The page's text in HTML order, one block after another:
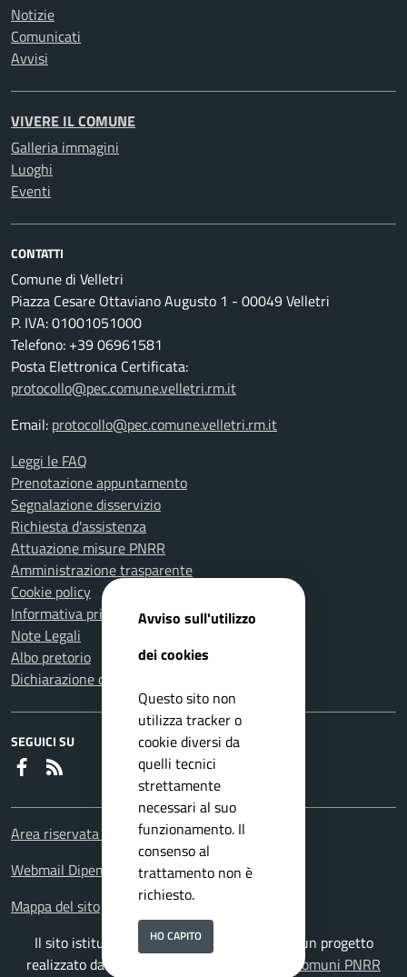
Notizie
Comunicati
Avvisi
VIVERE IL COMUNE
Galleria immagini
Luoghi
Eventi
CONTATTI
Comune di Velletri
Piazza Cesare Ottaviano Augusto 1 - 00049 Velletri
P. IVA: 01001051000
Telefono: +39 06961581
Posta Elettronica Certificata:
protocollo@pec.comune.velletri.rm.it
Email: protocollo@pec.comune.velletri.rm.it
Leggi le FAQ
Prenotazione appuntamento
Segnalazione disservizio
Richiesta d'assistenza
Attuazione misure PNRR
Amministrazione trasparente
Cookie policy
Informativa privacy
Note Legali
Albo pretorio
Dichiarazione di accessibilità
SEGUICI SU
Faceboook
Area riservata Dipendenti
Webmail Dipendenti
Mappa del sito
Il sito istituzionale del Comune di Velletri è un progetto
realizzato da
Soluzione Comuni PNRR
Avviso sull'utilizzo
dei cookies
Questo sito non
utilizza tracker o
cookie diversi da
quelli tecnici
strettamente
necessari al suo
funzionamento. Il
consenso al
trattamento non è
richiesto.
HO CAPITO